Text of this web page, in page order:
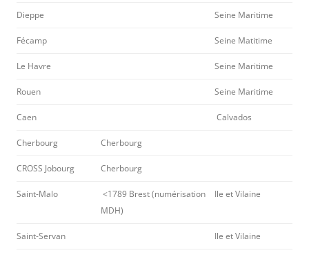
Dieppe Seine Maritime
Fécamp Seine Matitime
Le Havre Seine Maritime
Rouen Seine Maritime
Caen Calvados
Cherbourg Cherbourg
CROSS Jobourg Cherbourg
Saint-Malo
<1789 Brest (numérisation
MDH)
Ile et Vilaine
Saint-Servan Ile et Vilaine